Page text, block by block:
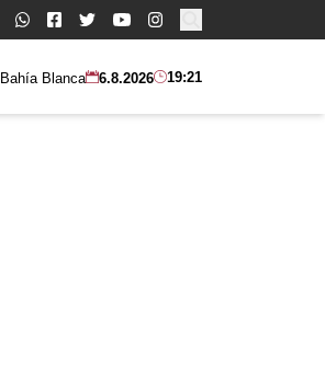
Buscar:
Bahía Blanca 6.8.2026 19:21